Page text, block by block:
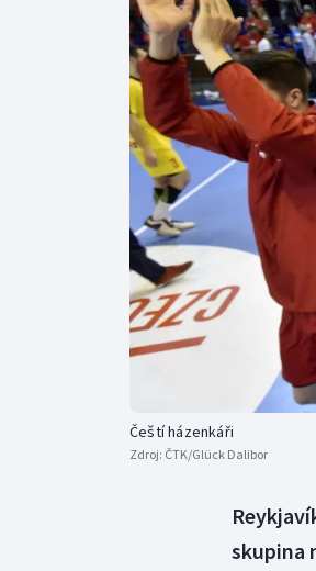
Čeští házenkáři
Zdroj: ČTK/Glück Dalibor
skupina